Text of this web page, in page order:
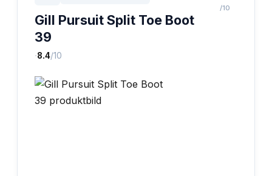
Gill Pursuit Split Toe Boot
39
·8.4/10
/10